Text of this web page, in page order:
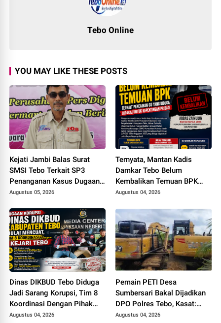
Tebo Online
YOU MAY LIKE THESE POSTS
Kejati Jambi Balas Surat
SMSI Tebo Terkait SP3
Penanganan Kasus Dugaan
Korupsi di DPUPR Tebo Rp
Augustus 05, 2026
Ternyata, Mantan Kadis
Damkar Tebo Belum
Kembalikan Temuan BPK
Terkait Pencairan GU yang
Kepentingan Pribadi
Augustus 04, 2026
Dinas DIKBUD Tebo Diduga
Jadi Sarang Korupsi, Tim 8
Koordinasi Dengan Pihak
Kejari Tebo
Augustus 04, 2026
Pemain PETI Desa
Sumbersari Bakal Dijadikan
DPO Polres Tebo, Kasat:
Karena Tak Pernah Penuhi
Augustus 04, 2026